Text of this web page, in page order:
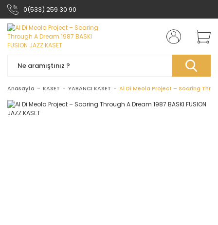
0(533) 259 30 90
Anasayfa KASET YABANCI KASET Al Di Meola Project – Soaring